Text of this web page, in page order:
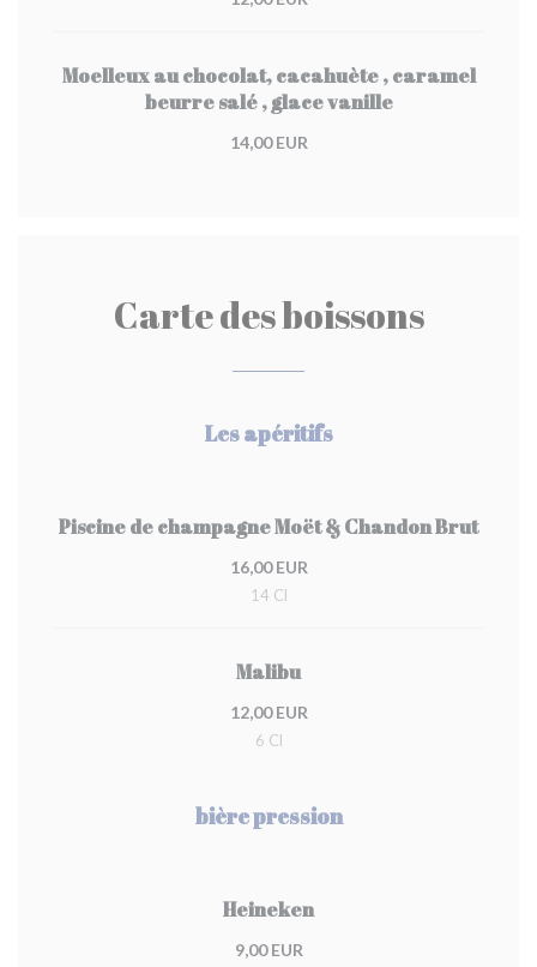
Moelleux au chocolat, cacahuète , caramel
beurre salé , glace vanille
14,00 EUR
Carte des boissons
Les apéritifs
Piscine de champagne Moët & Chandon Brut
16,00 EUR
14 Cl
Malibu
12,00 EUR
6 Cl
bière pression
Heineken
9,00 EUR